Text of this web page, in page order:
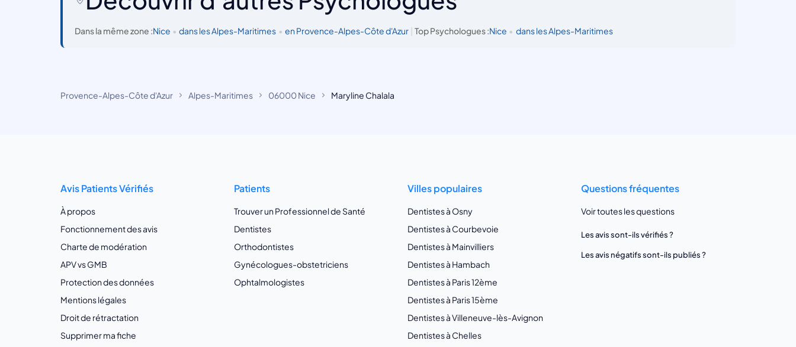
Dans la même zone :Nice • dans les Alpes-Maritimes • en Provence-Alpes-Côte d'Azur | Top Psychologues :Nice • dans les Alpes-Maritimes
Provence-Alpes-Côte d'Azur Alpes-Maritimes 06000 Nice Maryline Chalala
Avis Patients Vérifiés
À propos
Fonctionnement des avis
Charte de modération
APV vs GMB
Protection des données
Mentions légales
Droit de rétractation
Supprimer ma fiche
Patients
Trouver un Professionnel de Santé
Dentistes
Orthodontistes
Gynécologues-obstetriciens
Ophtalmologistes
Villes populaires
Dentistes à Osny
Dentistes à Courbevoie
Dentistes à Mainvilliers
Dentistes à Hambach
Dentistes à Paris 12ème
Dentistes à Paris 15ème
Dentistes à Villeneuve-lès-Avignon
Dentistes à Chelles
Questions fréquentes
Voir toutes les questions
Les avis sont-ils vérifiés ?
Les avis négatifs sont-ils publiés ?